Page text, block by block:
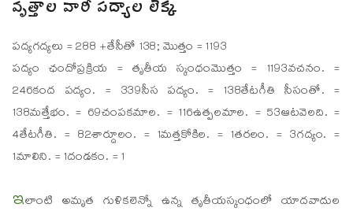
వృత్తాల వారీ పద్యాల లెక్క
పద్యగద్యలు = 288 +తేసీతో 138; మొత్తం = 1193
పద్యం ఛందోప్రక్రియ = తృతీయ స్కంధంమొత్తం = 1193వచనం. =
246కంద పద్యం. = 339సీస పద్యం. = 138తేటగీతి సీసంతో. =
138మత్తేభం. = 69చంపకమాల. = 116ఉత్పలమాల. = 53ఆటవెలది. =
4తేటగీతి. = 82శార్దూలం. = 1మత్తకోకిల. = 1తరలం. = 3గద్యం. =
1మాలిని. = 1దండకం. = 1
ఇలాంటి అమృత గుళికలెన్నో ఉన్న తృతీయస్కంధంలో యాదవాదుల